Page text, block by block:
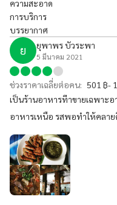
ความสะอาด
การบริการ
บรรยากาศ
ย ยุพาพร บัวระพา
5 มีนาคม 2021
ช่วงราคาเฉลี่ยต่อคน: 501 ฿-
เป็นร้านอาหารทีาขายเฉพาะ
อาหารเหนือ รสพอทำให้คลาย